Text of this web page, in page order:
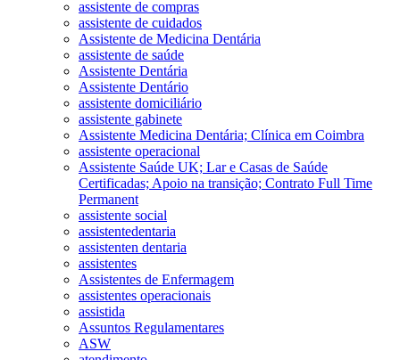
assistente de compras
assistente de cuidados
Assistente de Medicina Dentária
assistente de saúde
Assistente Dentária
Assistente Dentário
assistente domiciliário
assistente gabinete
Assistente Medicina Dentária; Clínica em Coimbra
assistente operacional
Assistente Saúde UK; Lar e Casas de Saúde
Certificadas; Apoio na transição; Contrato Full Time
Permanent
assistente social
assistentedentaria
assistenten dentaria
assistentes
Assistentes de Enfermagem
assistentes operacionais
assistida
Assuntos Regulamentares
ASW